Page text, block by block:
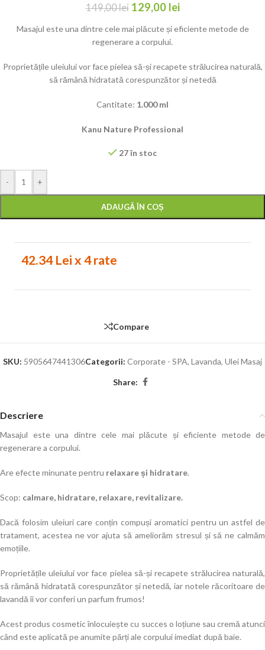
149,00lei 129,00 lei
Masajul este una dintre cele mai plăcute și eficiente metode de
regenerare a corpului.
Proprietățile uleiului vor face pielea să-și recapete strălucirea naturală,
să rămână hidratată corespunzător și netedă
Cantitate: 1.000 ml
Kanu Nature Professional
27 în stoc
- +
ADAUGĂ ÎN COȘ
42.34 Lei x 4 rate
Compare
SKU: 5905647441306Categorii: Corporate - SPA, Lavanda, Ulei Masaj
Share:
Descriere
Masajul este una dintre cele mai plăcute și eficiente metode de
regenerare a corpului.
Are efecte minunate pentru relaxare și hidratare.
Scop: calmare, hidratare, relaxare, revitalizare.
Dacă folosim uleiuri care conțin compuși aromatici pentru un astfel de
tratament, acestea ne vor ajuta să ameliorăm stresul și să ne calmăm
emoțiile.
Proprietățile uleiului vor face pielea să-și recapete strălucirea naturală,
să rămână hidratată corespunzător și netedă, iar notele răcoritoare de
lavandă îi vor conferi un parfum frumos!
Acest produs cosmetic înlocuiește cu succes o loțiune sau cremă atunci
când este aplicată pe anumite părți ale corpului imediat după baie.